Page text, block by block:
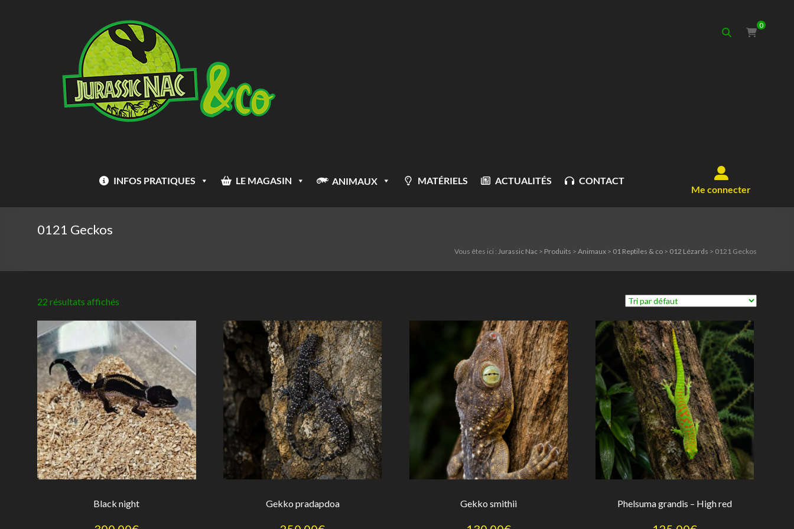
Jurassic
0
Me connecter
INFOS PRATIQUES LE MAGASIN ANIMAUX MATÉRIELS ACTUALITÉS CONTACT
0121 Geckos
Vous êtes ici : Jurassic Nac > Produits > Animaux > 01 Reptiles & co > 012 Lézards > 0121 Geckos
22 résultats affichés
Black night Gekko pradapdoa Gekko smithii Phelsuma grandis – High red